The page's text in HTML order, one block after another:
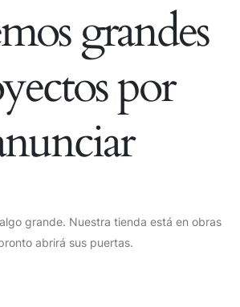
grandes
por
grande. Nuestra tienda está en obras
abrirá sus puertas.